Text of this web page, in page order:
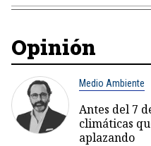
Opinión
Medio Ambiente
Antes del 7
climáticas
aplazando